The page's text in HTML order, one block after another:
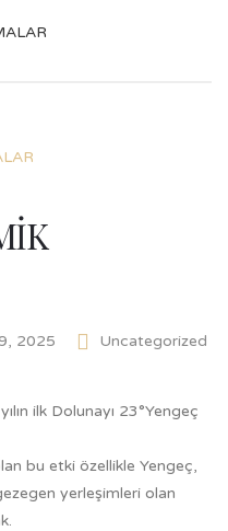
2025
Uncategorized
ilk Dolunayı 23°Yengeç
bu etki özellikle Yengeç,
yerleşimleri olan